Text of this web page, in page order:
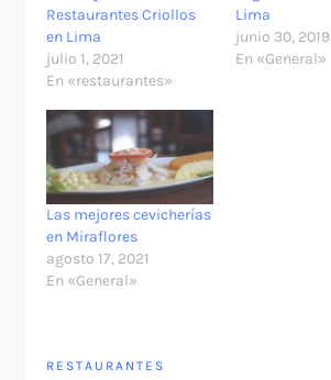
Restaurantes Criollos
en Lima
julio 1, 2021
En «restaurantes»
Lima
junio 30, 2019
En «General»
Las mejores cevicherías
en Miraflores
agosto 17, 2021
En «General»
RESTAURANTES